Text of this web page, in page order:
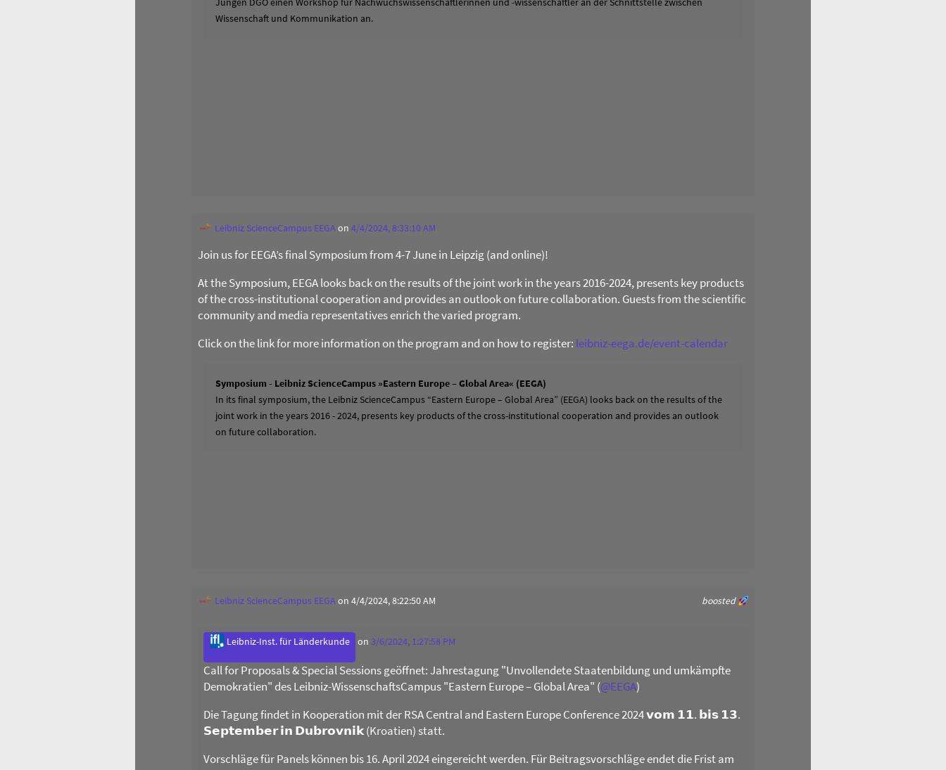
Jungen DGO einen Workshop für Nachwuchswissenschaftlerinnen und -wissenschaftler an der Schnittstelle zwischen
Wissenschaft und Kommunikation an.
Leibniz ScienceCampus EEGAon 4/4/2024, 8:33:10 AM
Join us for EEGA’s final Symposium from 4-7 June in Leipzig (and online)!
At the Symposium, EEGA looks back on the results of the joint work in the years 2016-2024, presents key products
of the cross-institutional cooperation and provides an outlook on future collaboration. Guests from the scientific
community and media representatives enrich the varied program.
Click on the link for more information on the program and on how to register: leibniz-eega.de/event-calendar
Symposium - Leibniz ScienceCampus »Eastern Europe – Global Area« (EEGA)
In its final symposium, the Leibniz ScienceCampus “Eastern Europe – Global Area” (EEGA) looks back on the results of the
joint work in the years 2016 - 2024, presents key products of the cross-institutional cooperation and provides an outlook
on future collaboration.
boosted
Leibniz ScienceCampus EEGAon 4/4/2024, 8:22:50 AM
Leibniz-Inst. für Länderkunde on3/6/2024, 1:27:58 PM
Call for Proposals & Special Sessions geöffnet: Jahrestagung "Unvollendete Staatenbildung und umkämpfte
Demokratien" des Leibniz-WissenschaftsCampus "Eastern Europe – Global Area" (@EEGA)
Die Tagung findet in Kooperation mit der RSA Central and Eastern Europe Conference 2024 𝘃𝗼𝗺 𝟭𝟭. 𝗯𝗶𝘀 𝟭𝟯.
𝗦𝗲𝗽𝘁𝗲𝗺𝗯𝗲𝗿 𝗶𝗻 𝗗𝘂𝗯𝗿𝗼𝘃𝗻𝗶𝗸 (Kroatien) statt.
Vorschläge für Panels können bis 16. April 2024 eingereicht werden. Für Beitragsvorschläge endet die Frist am